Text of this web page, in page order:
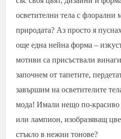
осветителни тела с флорални
природата? Аз просто я
още една нейна форма –
мотиви са присъствали
започнем от тапетите,
завършим на осветителите
мода! Имали нещо по-красиво
или лампион, изобразяващ
стъкло в нежни тонове?